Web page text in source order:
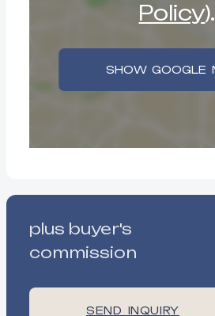
Policy).
SHOW GOOGLE
plus buyer's
commission
SEND INQUIRY